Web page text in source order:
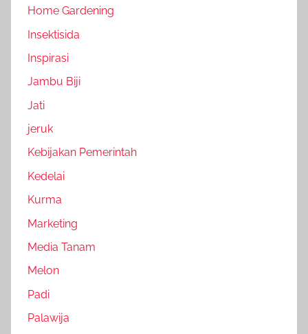
Home Gardening
Insektisida
Inspirasi
Jambu Biji
Jati
jeruk
Kebijakan Pemerintah
Kedelai
Kurma
Marketing
Media Tanam
Melon
Padi
Palawija